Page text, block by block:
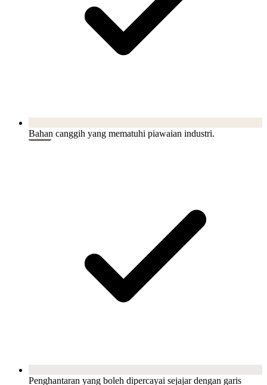
Bahan canggih yang mematuhi piawaian industri.
Penghantaran yang boleh dipercayai sejajar dengan garis